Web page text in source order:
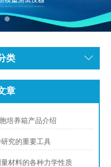
类
章
培养箱产品介绍
究的重要工具
材料的各种力学性质